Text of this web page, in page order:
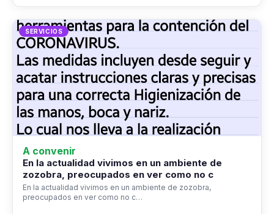
SERVICIOS
A convenir
En la actualidad vivimos en un ambiente de
zozobra, preocupados en ver como no c
En la actualidad vivimos en un ambiente de zozobra,
preocupados en ver como no c…